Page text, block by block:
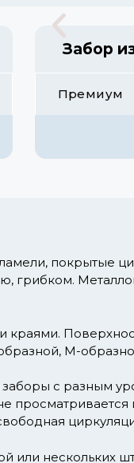
Забор
Премиум
покрытые
грибком.
краями.
М-
с разным
или нескольких